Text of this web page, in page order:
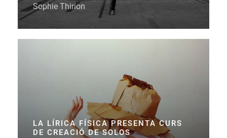
Sophie Thirion
LA LÍRICA FÍSICA PRESENTA CURS
DE CREACIÓ DE SOLOS